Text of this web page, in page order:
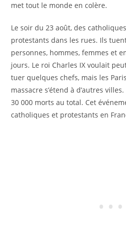
met tout le monde en colère.
Le soir du 23 août, des
protestants dans les rues. Ils
personnes, hommes, femmes et
jours. Le roi Charles IX voulait
tuer quelques chefs, mais les
massacre s’étend à d’autres
30 000 morts au total. Cet
catholiques et protestants en